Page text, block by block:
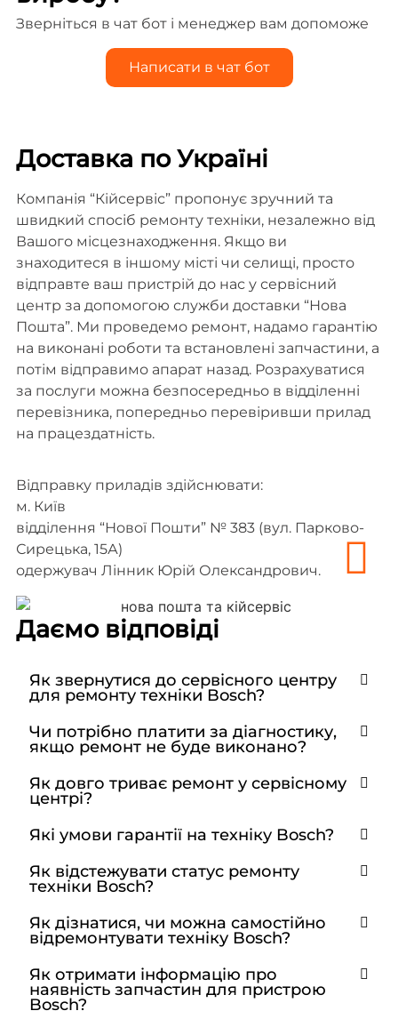
Зверніться в чат бот і менеджер вам допоможе
Написати в чат бот
Доставка по Україні
Компанія “Кійсервіс” пропонує зручний та
швидкий спосіб ремонту техніки, незалежно від
Вашого місцезнаходження. Якщо ви
знаходитеся в іншому місті чи селищі, просто
відправте ваш пристрій до нас у сервісний
центр за допомогою служби доставки “Нова
Пошта”. Ми проведемо ремонт, надамо гарантію
на виконані роботи та встановлені запчастини, а
потім відправимо апарат назад. Розрахуватися
за послуги можна безпосередньо в відділенні
перевізника, попередньо перевіривши прилад
на працездатність.
Відправку приладів здійснювати:
м. Київ
відділення “Нової Пошти” № 383 (вул. Парково-
Сирецька, 15А)
одержувач Лінник Юрій Олександрович.
Даємо відповіді
Як звернутися до сервісного центру
для ремонту техніки Bosch?
Чи потрібно платити за діагностику,
якщо ремонт не буде виконано?
Як довго триває ремонт у сервісному
центрі?
Які умови гарантії на техніку Bosch?
Як відстежувати статус ремонту
техніки Bosch?
Як дізнатися, чи можна самостійно
відремонтувати техніку Bosch?
Як отримати інформацію про
наявність запчастин для пристрою
Bosch?